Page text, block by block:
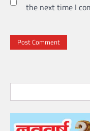
the next time I